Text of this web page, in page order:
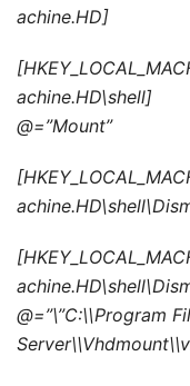
achine.HD]
achine.HD\shell]
@=”Mount”
@=”\”C:\\Program